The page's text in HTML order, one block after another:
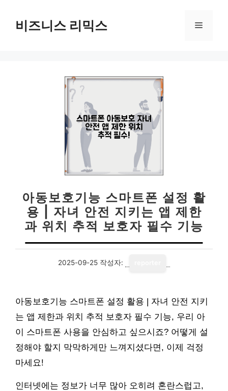
비즈니스 리믹스 메
아동보호기능 스마트폰 설정 활
용 | 자녀 안전 지키는 앱 제한
과 위치 추적 보호자 필수 기능
2025-09-25 작성자:
아동보호기능 스마트폰 설정 활용 | 자녀 안전 지키
는 앱 제한과 위치 추적 보호자 필수 기능, 우리 아
이 스마트폰 사용을 안심하고 싶으시죠? 어떻게 설
정해야 할지 막막하게만 느껴지셨다면, 이제 걱정
마세요!
인터넷에는 정보가 너무 많아 오히려 혼란스럽고,